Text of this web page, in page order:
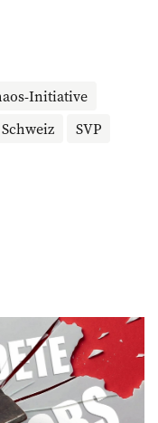
Initiative
Schweiz
SVP